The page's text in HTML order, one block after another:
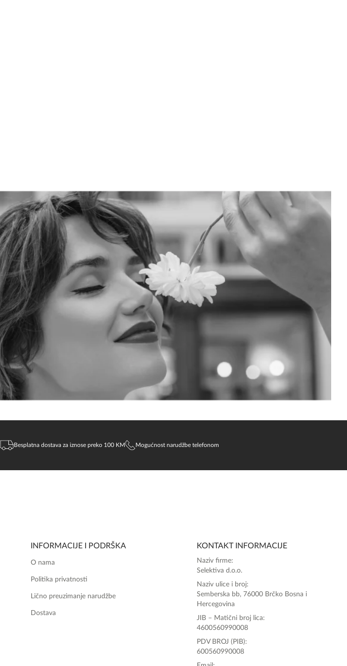
Besplatna dostava za iznose preko 100 KM Mogućnost narudžbe telefonom
INFORMACIJE I PODRŠKA
O nama
Politika privatnosti
Lično preuzimanje narudžbe
Dostava
KONTAKT INFORMACIJE
Naziv firme:
Selektiva d.o.o.
Naziv ulice i broj:
Semberska bb, 76000 Brčko Bosna i
Hercegovina
JIB – Matični broj lica:
4600560990008
PDV BROJ (PIB):
600560990008